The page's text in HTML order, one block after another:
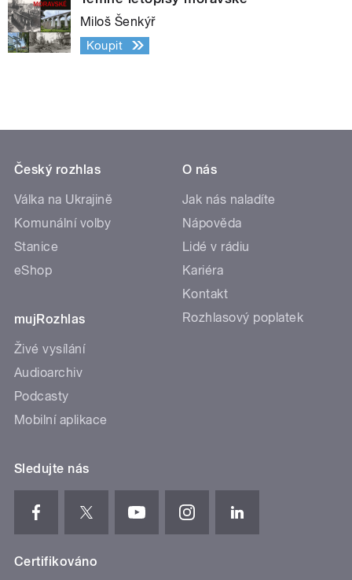
Miloš Šenkýř
Koupit
Český rozhlas
Válka na Ukrajině
Komunální volby
Stanice
eShop
mujRozhlas
Živé vysílání
Audioarchiv
Podcasty
Mobilní aplikace
O nás
Jak nás naladíte
Nápověda
Lidé v rádiu
Kariéra
Kontakt
Rozhlasový poplatek
Sledujte nás
Certifikováno